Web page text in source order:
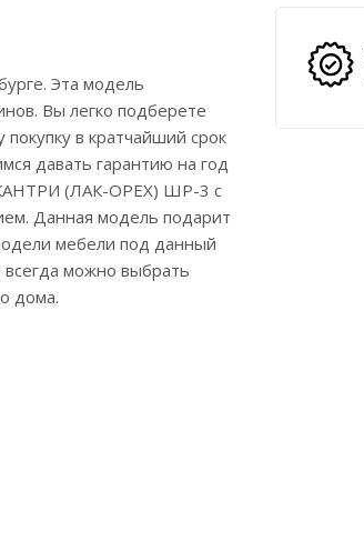
Эта модель
Вы легко подберете
в кратчайший срок
давать гарантию на год
КАНТРИ (ЛАК-ОРЕХ) ШР-3 с
Данная модель подарит
мебели под данный
можно выбрать
дома.